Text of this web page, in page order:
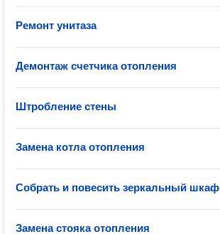
Ремонт унитаза
Демонтаж счетчика отопления
Штробление стены
Замена котла отопления
Собрать и повесить зеркальный шкаф
Замена стояка отопления